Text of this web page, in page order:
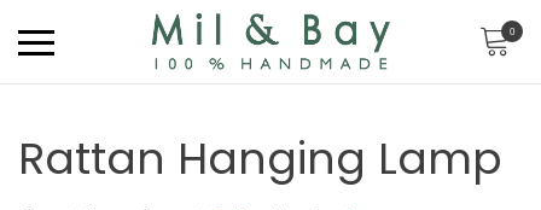
0
Rattan Hanging Lamp